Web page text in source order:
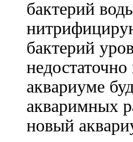
бактерий
бактерий
аквариуме
акваримных
новый